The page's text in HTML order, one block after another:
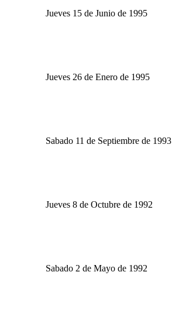
Jueves 15 de Junio de 1995
Jueves 26 de Enero de 1995
Sabado 11 de Septiembre de 1993
Jueves 8 de Octubre de 1992
Sabado 2 de Mayo de 1992